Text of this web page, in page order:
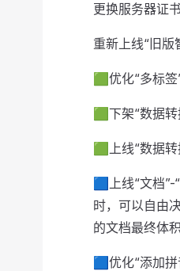
更换服务器证
重新上线“旧
🟩优化“多标
🟩下架“数据转
🟩上线“数据转
🟦上线“文档”-
时，可以自由
的文档最终体
🟦优化“添加